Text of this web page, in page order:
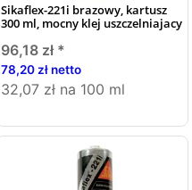
Sikaflex-221i brazowy, kartusz
300 ml, mocny klej uszczelniajacy
96,18 zł *
78,20 zł netto
32,07 zł na 100 ml